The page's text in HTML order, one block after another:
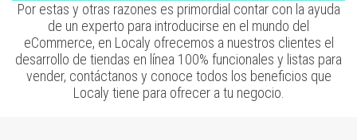
Por estas y otras razones es primordial contar con la ayuda
de un experto para introducirse en el mundo del
eCommerce, en Localy ofrecemos a nuestros clientes el
desarrollo de tiendas en línea 100% funcionales y listas para
vender, contáctanos y conoce todos los beneficios que
Localy tiene para ofrecer a tu negocio.